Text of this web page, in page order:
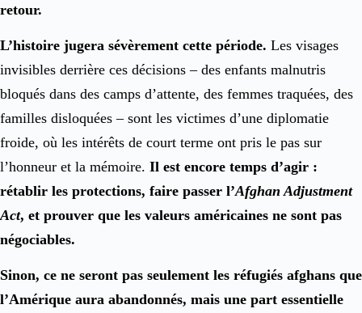
retour.
L’histoire jugera sévèrement cette période. Les visages
invisibles derrière ces décisions – des enfants malnutris
bloqués dans des camps d’attente, des femmes traquées, des
familles disloquées – sont les victimes d’une diplomatie
froide, où les intérêts de court terme ont pris le pas sur
l’honneur et la mémoire. Il est encore temps d’agir :
rétablir les protections, faire passer l’Afghan Adjustment
Act, et prouver que les valeurs américaines ne sont pas
négociables.
Sinon, ce ne seront pas seulement les réfugiés afghans que
l’Amérique aura abandonnés, mais une part essentielle